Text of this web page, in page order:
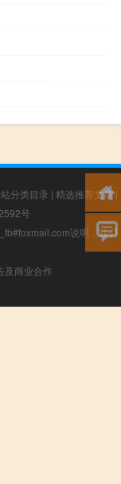
分类目录 | 精选推荐文章|
号
说明，我们
及商业合作